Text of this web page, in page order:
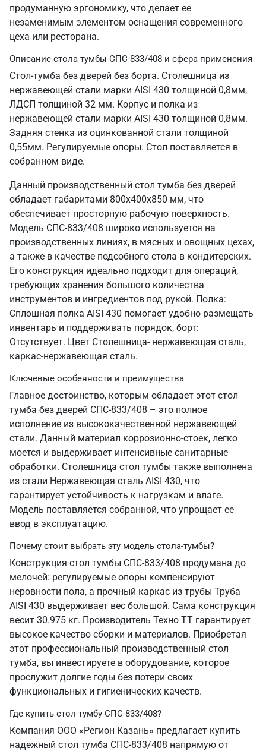
продуманную эргономику, что делает ее
незаменимым элементом оснащения современного
цеха или ресторана.
Описание стола тумбы СПС-833/408 и сфера применения
Стол-тумба без дверей без борта. Столешница из
нержавеющей стали марки AISI 430 толщиной 0,8мм,
ЛДСП толщиной 32 мм. Корпус и полка из
нержавеющей стали марки AISI 430 толщиной 0,8мм.
Задняя стенка из оцинкованной стали толщиной
0,55мм. Регулируемые опоры. Стол поставляется в
собранном виде.
Данный производственный стол тумба без дверей
обладает габаритами 800х400х850 мм, что
обеспечивает просторную рабочую поверхность.
Модель СПС-833/408 широко используется на
производственных линиях, в мясных и овощных цехах,
а также в качестве подсобного стола в кондитерских.
Его конструкция идеально подходит для операций,
требующих хранения большого количества
инструментов и ингредиентов под рукой. Полка:
Сплошная полка AISI 430 помогает удобно размещать
инвентарь и поддерживать порядок, борт:
Отсутствует. Цвет Столешница- нержавеющая сталь,
каркас-нержавеющая сталь.
Ключевые особенности и преимущества
Главное достоинство, которым обладает этот стол
тумба без дверей СПС-833/408 – это полное
исполнение из высококачественной нержавеющей
стали. Данный материал коррозионно-стоек, легко
моется и выдерживает интенсивные санитарные
обработки. Столешница стол тумбы также выполнена
из стали Нержавеющая сталь AISI 430, что
гарантирует устойчивость к нагрузкам и влаге.
Модель поставляется собранной, что упрощает ее
ввод в эксплуатацию.
Почему стоит выбрать эту модель стола-тумбы?
Конструкция стол тумбы СПС-833/408 продумана до
мелочей: регулируемые опоры компенсируют
неровности пола, а прочный каркас из трубы Труба
AISI 430 выдерживает вес большой. Сама конструкция
весит 30.975 кг. Производитель Техно ТТ гарантирует
высокое качество сборки и материалов. Приобретая
этот профессиональный производственный стол
тумба, вы инвестируете в оборудование, которое
прослужит долгие годы без потери своих
функциональных и гигиенических качеств.
Где купить стол-тумбу СПС-833/408?
Компания ООО «Регион Казань» предлагает купить
надежный стол тумба СПС-833/408 напрямую от